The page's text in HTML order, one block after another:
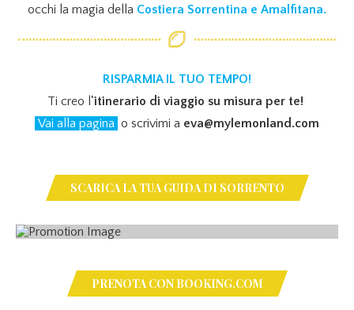
occhi la magia della Costiera Sorrentina e Amalfitana.
RISPARMIA IL TUO TEMPO!
Ti creo l 'itinerario di viaggio su misura per te!
Vai alla pagina o scrivimi a eva@mylemonland.com
SCARICA LA TUA GUIDA DI SORRENTO
PRENOTA CON BOOKING.COM